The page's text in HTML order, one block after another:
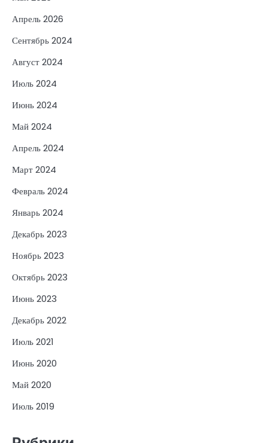
Апрель 2026
Сентябрь 2024
Август 2024
Июль 2024
Июнь 2024
Май 2024
Апрель 2024
Март 2024
Февраль 2024
Январь 2024
Декабрь 2023
Ноябрь 2023
Октябрь 2023
Июнь 2023
Декабрь 2022
Июль 2021
Июнь 2020
Май 2020
Июль 2019